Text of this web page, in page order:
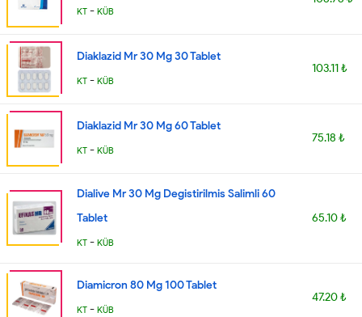
KT - KÜB
Diaklazid Mr 30 Mg 30 Tablet
KT - KÜB
103.11 ₺
Diaklazid Mr 30 Mg 60 Tablet
KT - KÜB
75.18 ₺
Dialive Mr 30 Mg Degistirilmis Salimli 60
Tablet
KT - KÜB
65.10 ₺
Diamicron 80 Mg 100 Tablet
KT - KÜB
47.20 ₺